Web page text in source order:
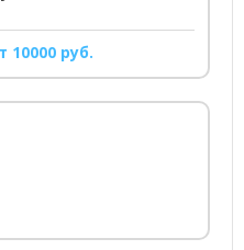
10000 руб.